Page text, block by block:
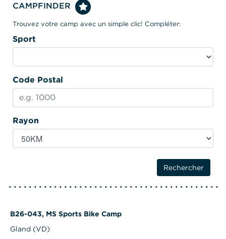
CAMPFINDER
Trouvez votre camp avec un simple clic! Compléter:
Sport
Code Postal
Rayon
B26-043, MS Sports Bike Camp
Gland (VD)